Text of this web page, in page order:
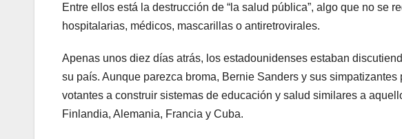
Entre ellos está la destrucción de “la salud pública”, algo que no se
hospitalarias, médicos, mascarillas o antiretrovirales.
Apenas unos diez días atrás, los estadounidenses estaban
su país. Aunque parezca broma, Bernie Sanders y sus
votantes a construir sistemas de educación y salud similares a
Finlandia, Alemania, Francia y Cuba.